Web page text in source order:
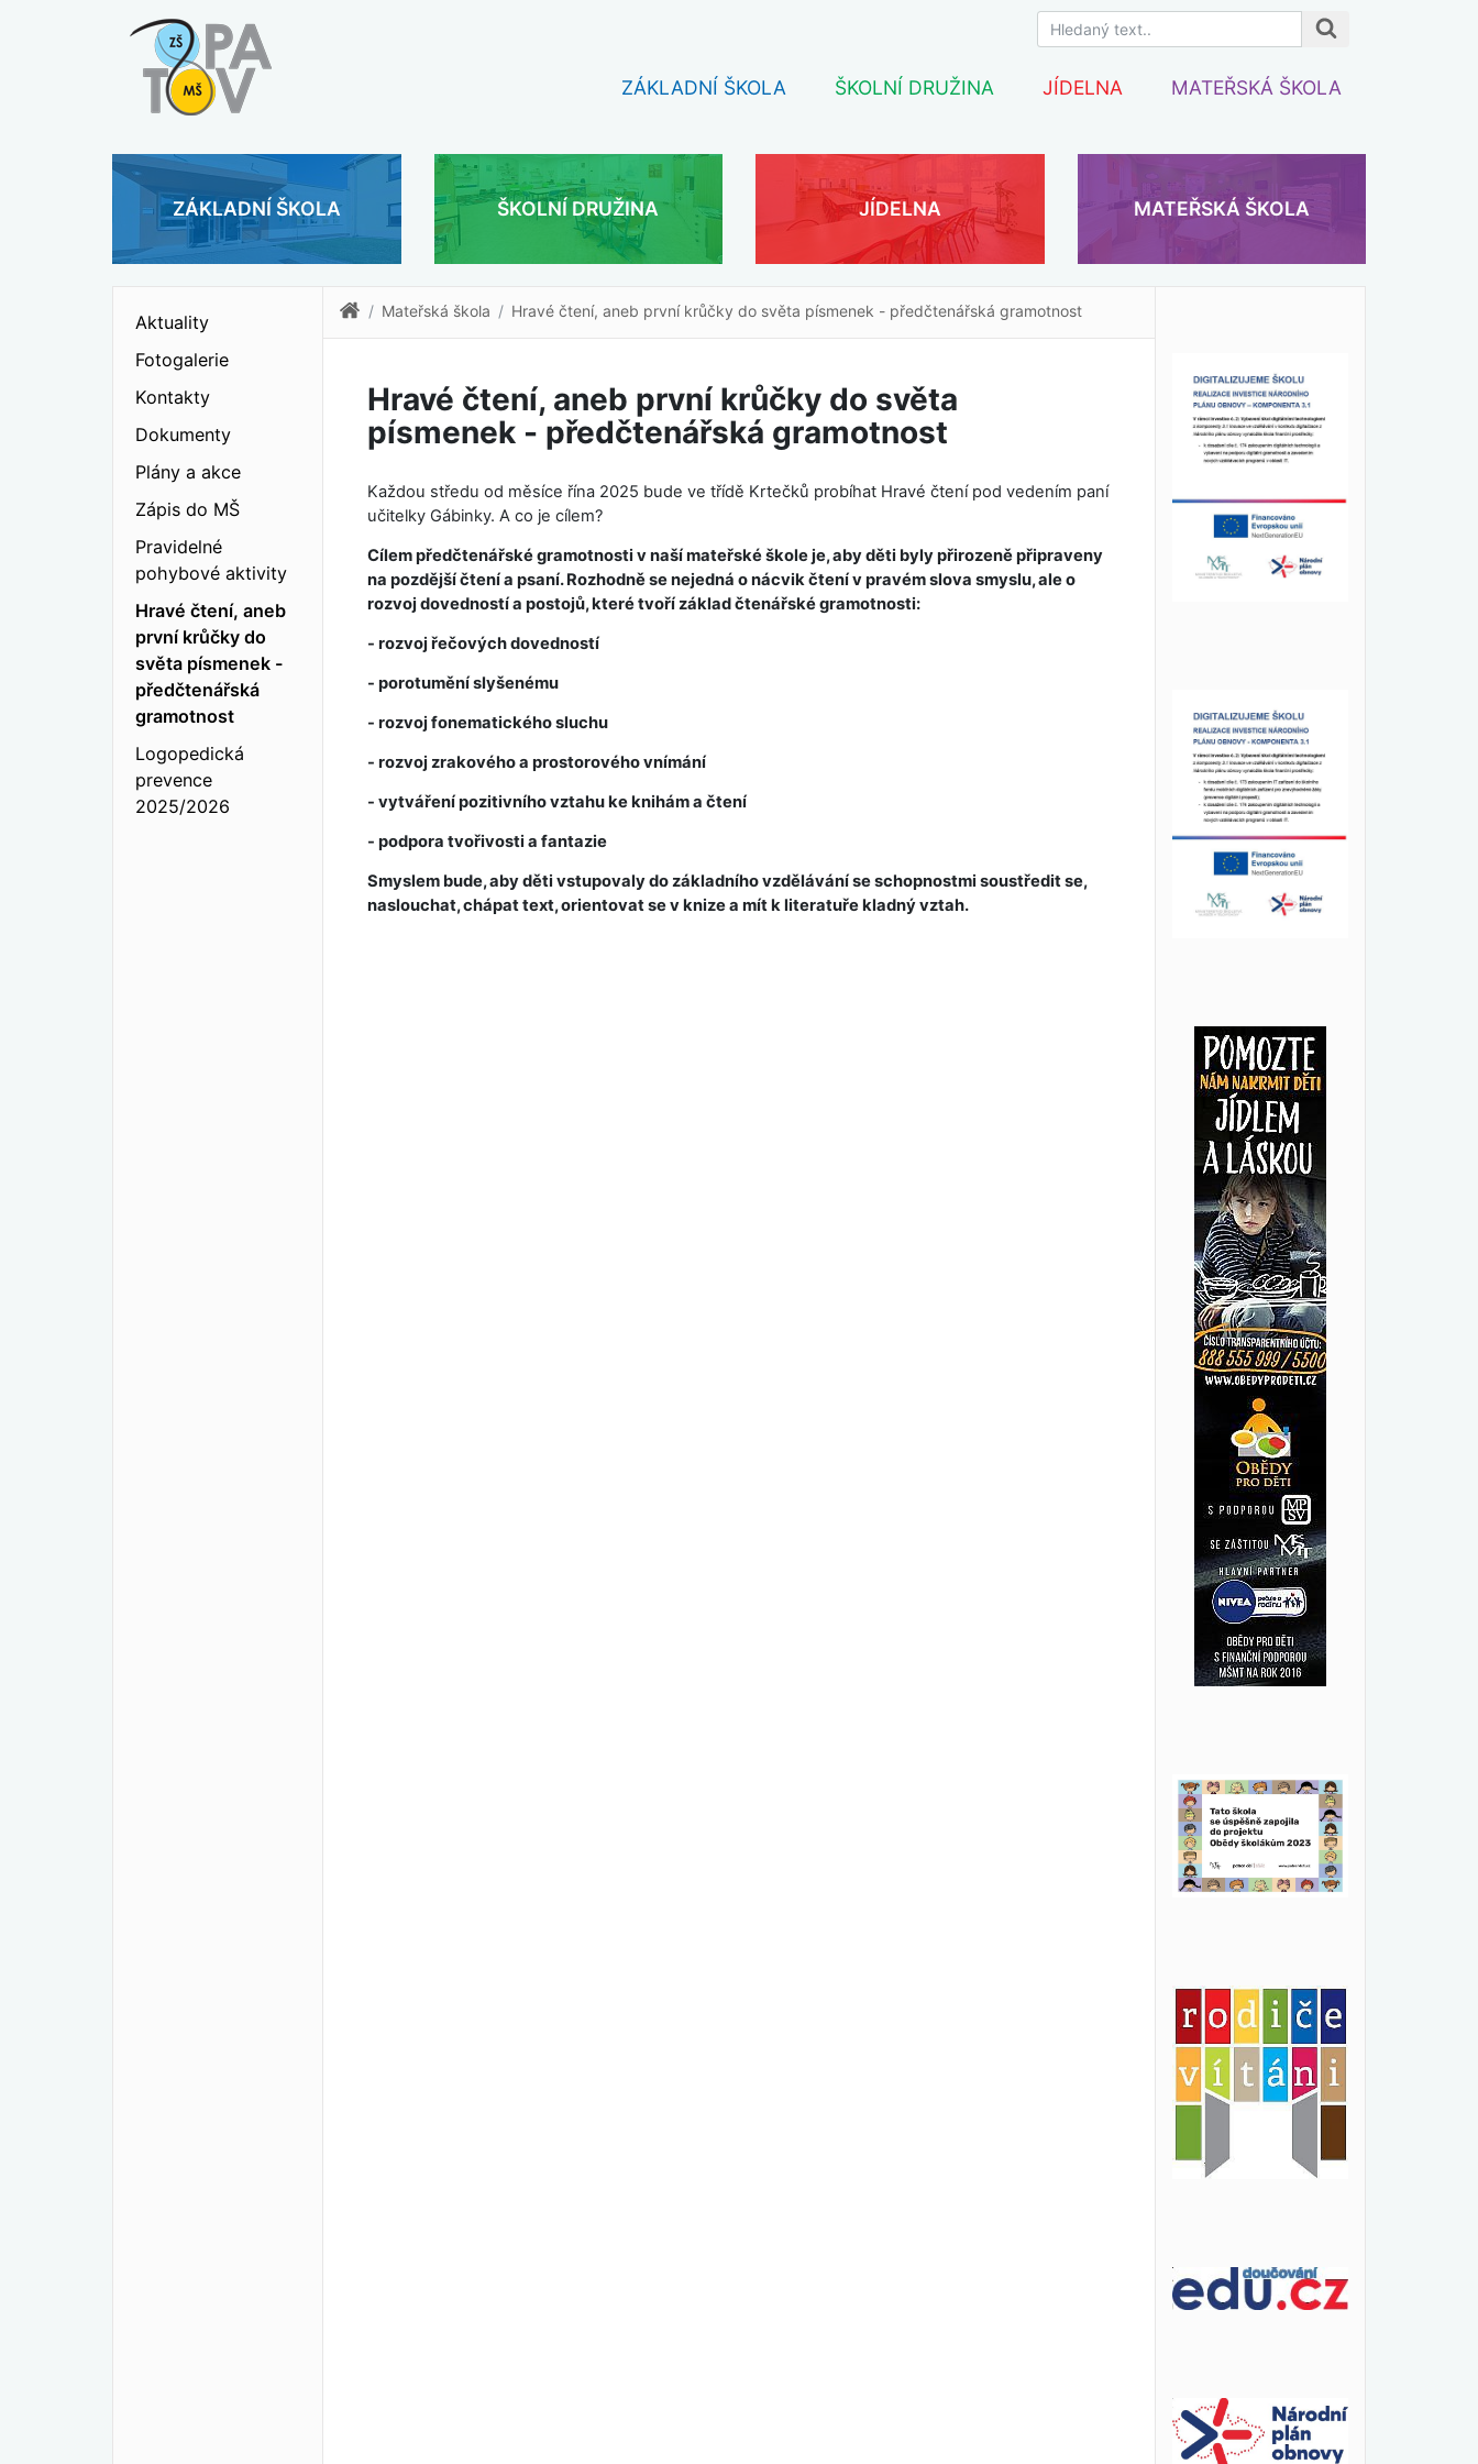
ZÁKLADNÍ ŠKOLA ŠKOLNÍ DRUŽINA JÍDELNA MATEŘSKÁ ŠKOLA
ZÁKLADNÍ ŠKOLA ŠKOLNÍ DRUŽINA JÍDELNA MATEŘSKÁ ŠKOLA
Aktuality
Fotogalerie
Kontakty
Dokumenty
Plány a akce
Zápis do MŠ
Pravidelné
pohybové aktivity
Hravé čtení, aneb
první krůčky do
světa písmenek -
předčtenářská
gramotnost
Logopedická
prevence
2025/2026
Mateřská škola Hravé čtení, aneb první krůčky do světa písmenek - předčtenářská gramotnost
Hravé čtení, aneb první krůčky do světa
písmenek - předčtenářská gramotnost
Každou středu od měsíce řína 2025 bude ve třídě Krtečků probíhat Hravé čtení pod vedením paní
učitelky Gábinky. A co je cílem?
Cílem předčtenářské gramotnosti v naší mateřské škole je, aby děti byly přirozeně připraveny
na pozdější čtení a psaní. Rozhodně se nejedná o nácvik čtení v pravém slova smyslu, ale o
rozvoj dovedností a postojů, které tvoří základ čtenářské gramotnosti:
- rozvoj řečových dovedností
- porotumění slyšenému
- rozvoj fonematického sluchu
- rozvoj zrakového a prostorového vnímání
- vytváření pozitivního vztahu ke knihám a čtení
- podpora tvořivosti a fantazie
Smyslem bude, aby děti vstupovaly do základního vzdělávání se schopnostmi soustředit se,
naslouchat, chápat text, orientovat se v knize a mít k literatuře kladný vztah.